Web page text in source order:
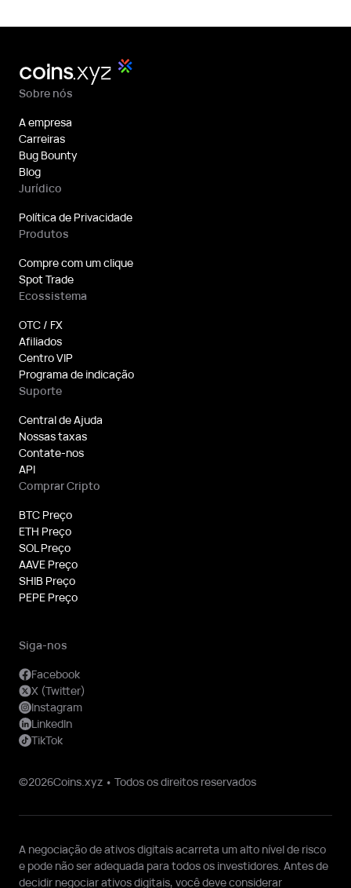
Sobre nós
A empresa
Carreiras
Bug Bounty
Blog
Jurídico
Política de Privacidade
Produtos
Compre com um clique
Spot Trade
Ecossistema
OTC / FX
Afiliados
Centro VIP
Programa de indicação
Suporte
Central de Ajuda
Nossas taxas
Contate-nos
API
Comprar Cripto
BTC Preço
ETH Preço
SOL Preço
AAVE Preço
SHIB Preço
PEPE Preço
©2026Coins.xyz • Todos os direitos reservados
Siga-nos
Facebook
X (Twitter)
Instagram
LinkedIn
TikTok
A negociação de ativos digitais acarreta um alto nível de risco
e pode não ser adequada para todos os investidores. Antes de
decidir negociar ativos digitais, você deve considerar